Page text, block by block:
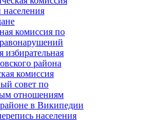
населения
комиссия по
избирательная
района
комиссия
совет по
отношениям
в Википедии
населения